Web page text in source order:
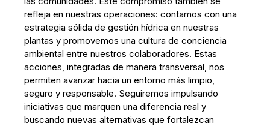
refleja en nuestras operaciones: contamos con una
estrategia sólida de gestión hídrica en nuestras
plantas y promovemos una cultura de conciencia
ambiental entre nuestros colaboradores. Estas
acciones, integradas de manera transversal, nos
permiten avanzar hacia un entorno más limpio,
seguro y responsable. Seguiremos impulsando
iniciativas que marquen una diferencia real y
buscando nuevas alternativas que fortalezcan